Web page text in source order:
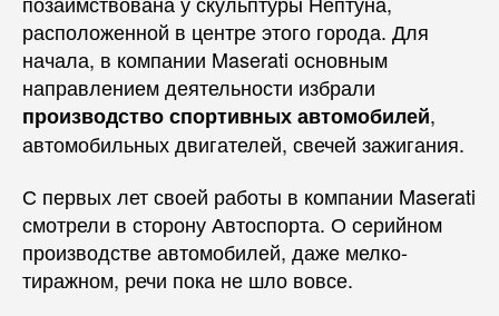
расположенной в центре этого города. Для
начала, в компании Maserati основным
направлением деятельности избрали
производство спортивных автомобилей,
автомобильных двигателей, свечей зажигания.
С первых лет своей работы в компании Maserati
смотрели в сторону Автоспорта. О серийном
производстве автомобилей, даже мелко-
тиражном, речи пока не шло вовсе.